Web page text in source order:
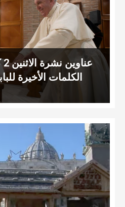
الكلمات الأخيرة